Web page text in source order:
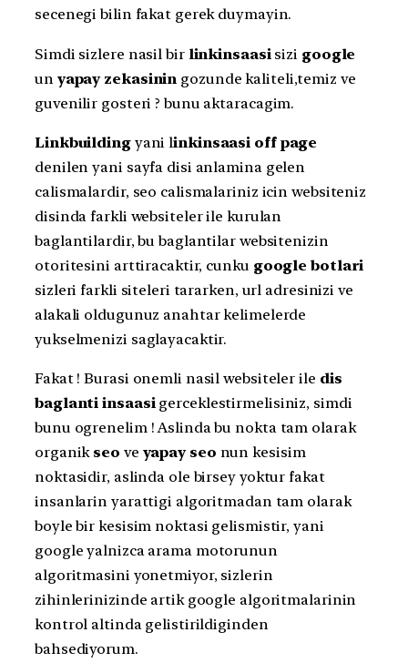
secenegi bilin fakat gerek duymayin.
Simdi sizlere nasil bir linkinsaasi sizi google
un yapay zekasinin gozunde kaliteli,temiz ve
guvenilir gosteri ? bunu aktaracagim.
Linkbuildingyani linkinsaasi off page
denilen yani sayfa disi anlamina gelen
calismalardir, seo calismalariniz icin websiteniz
disinda farkli websiteler ile kurulan
baglantilardir, bu baglantilar websitenizin
otoritesini arttiracaktir, cunku google botlari
sizleri farkli siteleri tararken, url adresinizi ve
alakali oldugunuz anahtar kelimelerde
yukselmenizi saglayacaktir.
Fakat ! Burasi onemli nasil websiteler ile dis
baglanti insaasigerceklestirmelisiniz, simdi
bunu ogrenelim ! Aslinda bu nokta tam olarak
organik seo ve yapay seo nun kesisim
noktasidir, aslinda ole birsey yoktur fakat
insanlarin yarattigi algoritmadan tam olarak
boyle bir kesisim noktasi gelismistir, yani
google yalnizca arama motorunun
algoritmasini yonetmiyor, sizlerin
zihinlerinizinde artik google algoritmalarinin
kontrol altinda gelistirildiginden
bahsediyorum.